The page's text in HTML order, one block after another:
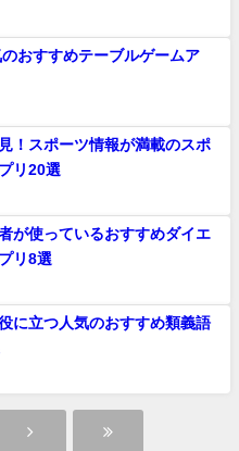
のおすすめテーブルゲームア
！スポーツ情報が満載のスポ
リ20選
が使っているおすすめダイエ
リ8選
に立つ人気のおすすめ類義語